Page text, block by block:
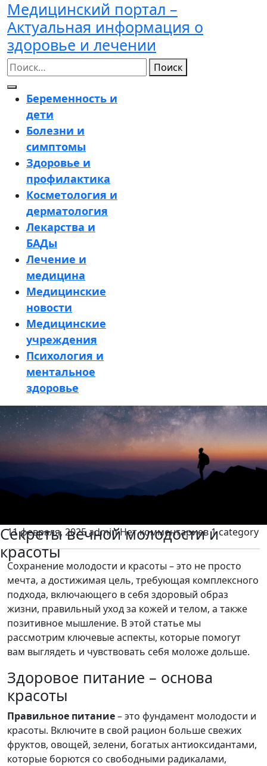
Перейти
содержимому
Медицинский портал –
Актуальная информация о
здоровье и лечении
Поиск
Кнопка
Открыть
Беременность и
дети
Болезни и
симптомы
Здоровье и
профилактика
Косметология и
дерматология
Лекарства и
БАДы
Лечение и
медицина
Медицинские
новости
Медицинские
учреждения
Психология и
ментальное
здоровье
Кнопка
Закрыть
Секреты вечной молодости и
красоты
11 февраля, 2025admin Нет комментариев1 category
Сохранение молодости и красоты – это не просто
мечта, а достижимая цель, требующая комплексного
подхода, включающего в себя здоровый образ
жизни, правильный уход за кожей и телом, а также
позитивное мышление. В этой статье мы
рассмотрим ключевые аспекты, которые помогут
вам выглядеть и чувствовать себя моложе дольше.
Здоровое питание – основа
красоты
Правильное питание– это фундамент молодости и
красоты. Включите в свой рацион больше свежих
фруктов, овощей, зелени, богатых антиоксидантами,
которые борются со свободными радикалами,